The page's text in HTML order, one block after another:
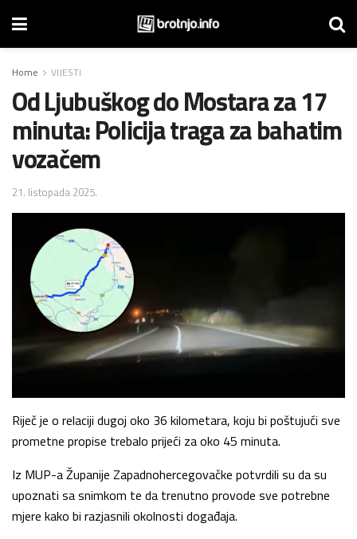
Home VIJESTI
Od Ljubuškog do Mostara za 17
minuta: Policija traga za bahatim
vozačem
21. listopada 2025.
Riječ je o relaciji dugoj oko 36 kilometara, koju bi poštujući sve
prometne propise trebalo prijeći za oko 45 minuta.
Iz MUP-a Županije Zapadnohercegovačke potvrdili su da su
upoznati sa snimkom te da trenutno provode sve potrebne
mjere kako bi razjasnili okolnosti događaja.